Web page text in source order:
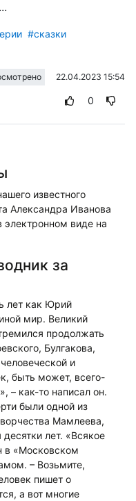
#сказки
22.04.2023 15:54
0
известного
Александра Иванова
электронном виде на
за
лет как Юрий
мир. Великий
продолжать
Булгакова,
и
быть может, всего-
– как-то написал он.
были одной из
Мамлеева,
лет. «Всякое
в «Московском
– Возьмите,
пишет о
а вот многие